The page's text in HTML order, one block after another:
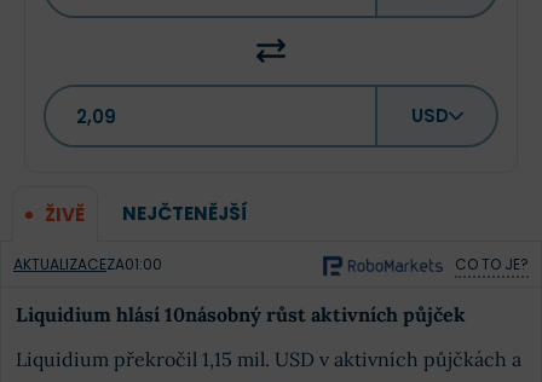
USD
ŽIVĚ NEJČTENĚJŠÍ
AKTUALIZACEZA01:00 CO TO JE?
Liquidium hlásí 10násobný růst aktivních půjček
Liquidium překročil 1,15 mil. USD v aktivních půjčkách a